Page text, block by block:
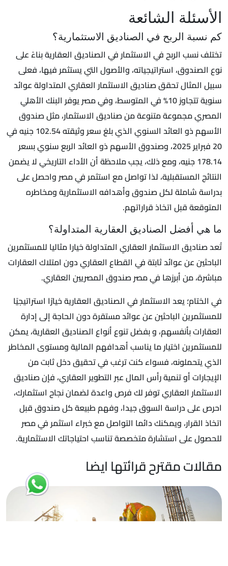
الأسئلة الشائعة
كم نسبة الربح في الصناديق الاستثمارية؟
تختلف نسب الربح في الاستثمار في الصناديق العقارية بناءً على
نوع الصندوق، استراتيجياته، والأصول التي يستثمر فيها، فعلى
سبيل المثال تحقق صناديق الاستثمار العقاري المتداولة عوائد
سنوية تتجاوز 10% في المتوسط، وفي مصر يوفر البنك الأهلي
المصري مجموعة متنوعة من صناديق الاستثمار، مثل صندوق
الأسهم ذو العائد السنوي الذي بلغ سعر وثيقته 102.54 جنيه في
20 فبراير 2025، وصندوق الأسهم ذو العائد الربع سنوي بسعر
178.14 جنيه، ومع ذلك، يجب ملاحظة أن الأداء التاريخي لا يضمن
النتائج المستقبلية، لذا تواصل مع استثمر في مصر واحصل على
بدراسة شاملة لكل صندوق وأهدافه الاستثمارية ومخاطره
المتوقعة قبل اتخاذ قراراتهم.
ما هي أفضل الصناديق العقارية المتداولة؟
تُعد صناديق الاستثمار العقاري المتداولة خيارا مثاليا للمستثمرين
الباحثين عن عوائد ثابتة في القطاع العقاري دون امتلاك العقارات
مباشرة، من أبرزها في مصر صندوق المصريين العقاري.
في الختام؛ يعد الاستثمار في الصناديق العقارية خيارًا استراتيجيًا
للمستثمرين الباحثين عن عوائد مستقرة دون الحاجة إلى إدارة
العقارات بأنفسهم، و بفضل تنوع أنواع الصناديق العقارية، يمكن
للمستثمرين اختيار ما يناسب أهدافهم المالية ومستوى المخاطر
الذي يتحملونه، فسواء كنت ترغب في تحقيق دخل ثابت من
الإيجارات أو تنمية رأس المال عبر التطوير العقاري، فإن صناديق
الاستثمار العقاري توفر لك فرص واعدة لضمان نجاح استثمارك،
احرص على دراسة السوق جيدا، وفهم طبيعة كل صندوق قبل
اتخاذ القرار، ويمكنك دائما التواصل مع خبراء استثمر في مصر
للحصول على استشارة متخصصة تناسب احتياجاتك الاستثمارية.
مقالات مقترح قرائتها ايضا